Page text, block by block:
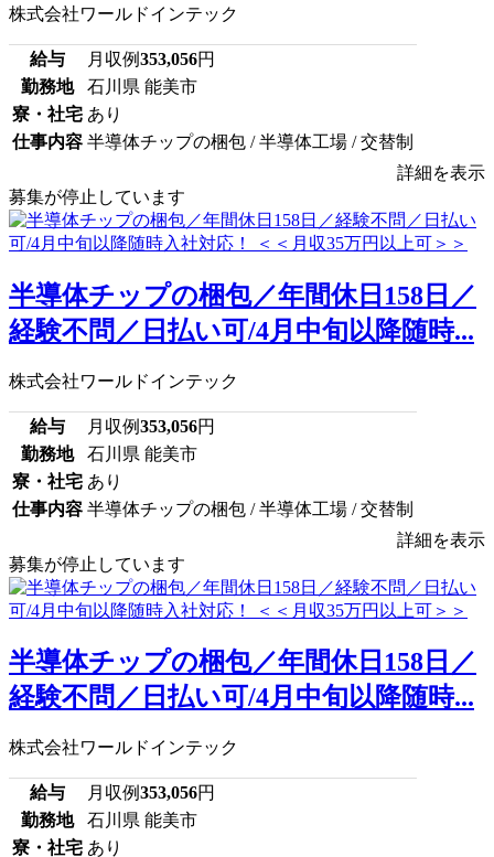
株式会社ワールドインテック
給与 月収例353,056円
勤務地
石川県 能美市
寮・社宅 あり
仕事内容 半導体チップの梱包 / 半導体工場 / 交替制
詳細を表示
募集が停止しています
半導体チップの梱包／年間休日158日／
経験不問／日払い可/4月中旬以降随時...
株式会社ワールドインテック
給与 月収例353,056円
勤務地
石川県 能美市
寮・社宅 あり
仕事内容 半導体チップの梱包 / 半導体工場 / 交替制
詳細を表示
募集が停止しています
半導体チップの梱包／年間休日158日／
経験不問／日払い可/4月中旬以降随時...
株式会社ワールドインテック
給与 月収例353,056円
勤務地
石川県 能美市
寮・社宅 あり